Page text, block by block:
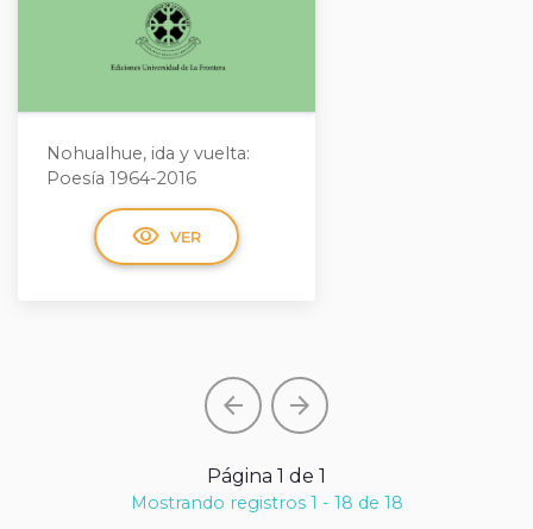
Nohualhue, ida y vuelta:
Poesía 1964-2016
visibility VER
arrow_back arrow_forward
Página 1 de 1
Mostrando registros 1 - 18 de 18